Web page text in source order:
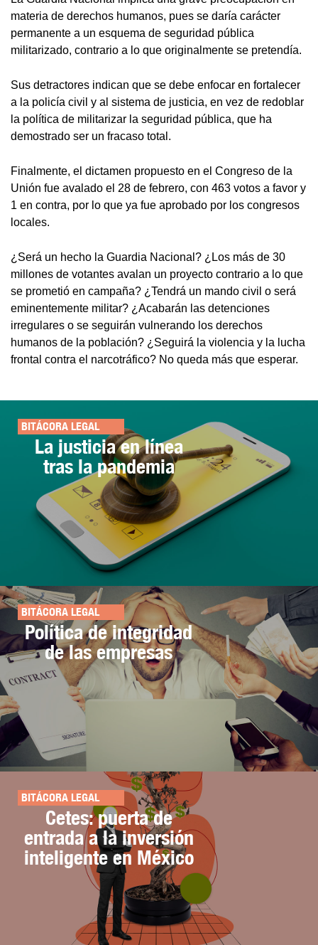
materia de derechos humanos, pues se daría carácter
permanente a un esquema de seguridad pública
militarizado, contrario a lo que originalmente se pretendía.
Sus detractores indican que se debe enfocar en fortalecer
a la policía civil y al sistema de justicia, en vez de redoblar
la política de militarizar la seguridad pública, que ha
demostrado ser un fracaso total.
Finalmente, el dictamen propuesto en el Congreso de la
Unión fue avalado el 28 de febrero, con 463 votos a favor y
1 en contra, por lo que ya fue aprobado por los congresos
locales.
¿Será un hecho la Guardia Nacional? ¿Los más de 30
millones de votantes avalan un proyecto contrario a lo que
se prometió en campaña? ¿Tendrá un mando civil o será
eminentemente militar? ¿Acabarán las detenciones
irregulares o se seguirán vulnerando los derechos
humanos de la población? ¿Seguirá la violencia y la lucha
frontal contra el narcotráfico? No queda más que esperar.
BITÁCORA LEGAL
La justicia en línea
tras la pandemia
BITÁCORA LEGAL
Política de integridad
de las empresas
BITÁCORA LEGAL
Cetes: puerta de
entrada a la inversión
inteligente en México